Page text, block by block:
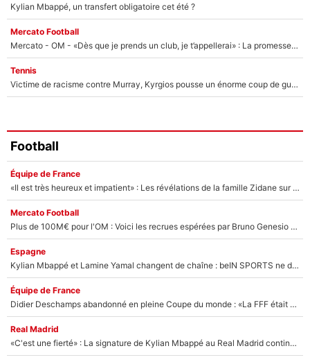
Kylian Mbappé, un transfert obligatoire cet été ?
Mercato Football
Mercato - OM - «Dès que je prends un club, je t’appellerai» : La promesse de Marcelino au moment de claquer la porte
Tennis
Victime de racisme contre Murray, Kyrgios pousse un énorme coup de gueule !
Football
Équipe de France
«Il est très heureux et impatient» : Les révélations de la famille Zidane sur sa prise de pouvoir en équipe de France !
Mercato Football
Plus de 100M€ pour l'OM : Voici les recrues espérées par Bruno Genesio et Grégory Lorenzi après l’opération dégraissage
Espagne
Kylian Mbappé et Lamine Yamal changent de chaîne : beIN SPORTS ne digère pas cette décision historique et prédit un fiasco pour la Liga
Équipe de France
Didier Deschamps abandonné en pleine Coupe du monde : «La FFF était déjà passée à Zinedine Zidane»
Real Madrid
«C'est une fierté» : La signature de Kylian Mbappé au Real Madrid continue de régaler l'Espagne